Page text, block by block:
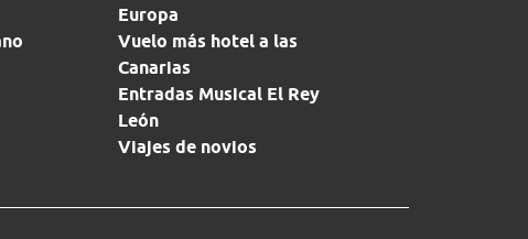
Europa
Vuelo más hotel a las
Canarias
Entradas Musical El Rey
León
Viajes de novios